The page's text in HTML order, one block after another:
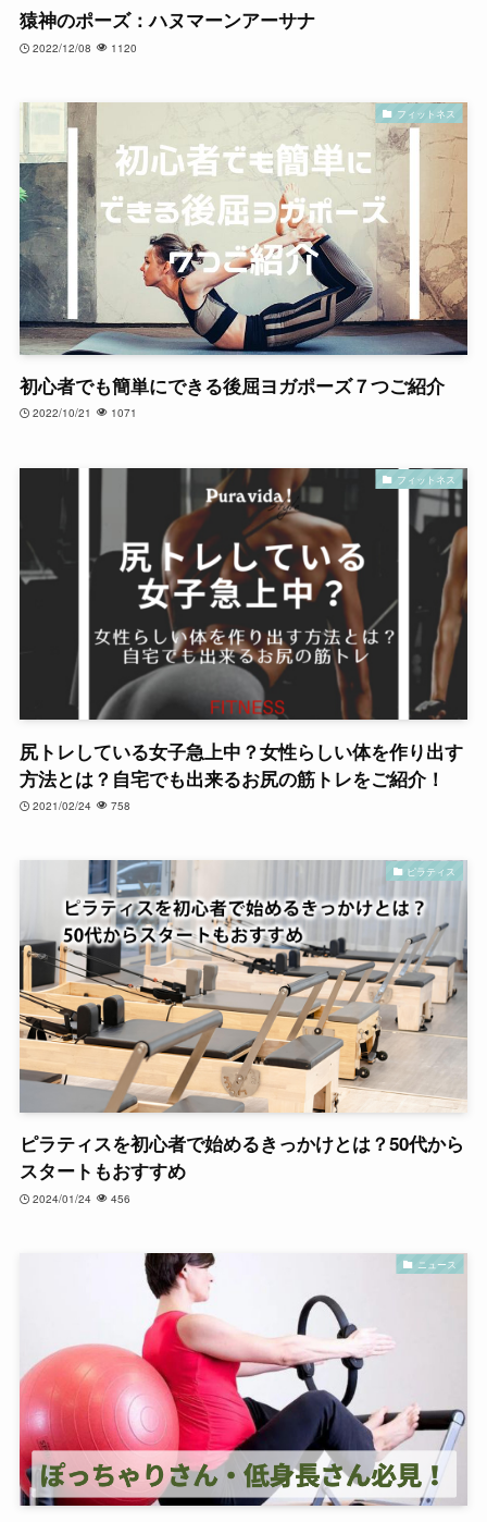
猿神のポーズ：ハヌマーンアーサナ
2022/12/08 1120
フィットネス
初心者でも簡単にできる後屈ヨガポーズ７つご紹介
2022/10/21 1071
フィットネス
尻トレしている女子急上中？女性らしい体を作り出す
方法とは？自宅でも出来るお尻の筋トレをご紹介！
2021/02/24 758
ピラティス
ピラティスを初心者で始めるきっかけとは？50代から
スタートもおすすめ
2024/01/24 456
ニュース